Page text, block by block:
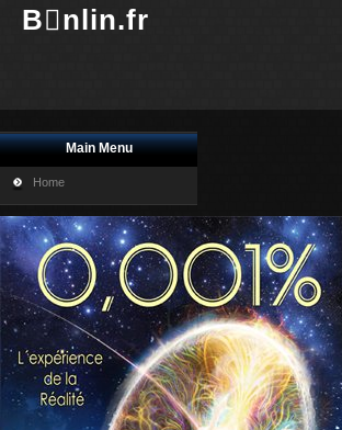
Bnlin.fr
Main Menu
Home